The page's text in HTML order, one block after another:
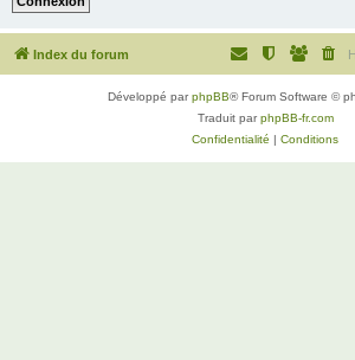
Index du forum
Développé parphpBB® Forum Software ©
Traduit parphpBB-fr.com
Confidentialité | Conditions